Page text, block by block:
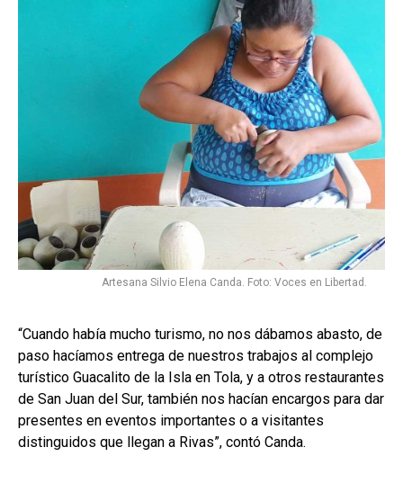
Artesana Silvio Elena Canda. Foto: Voces en Libertad.
“Cuando había mucho turismo, no nos dábamos abasto, de
paso hacíamos entrega de nuestros trabajos al complejo
turístico Guacalito de la Isla en Tola, y a otros restaurantes
de San Juan del Sur, también nos hacían encargos para dar
presentes en eventos importantes o a visitantes
distinguidos que llegan a Rivas”, contó Canda.